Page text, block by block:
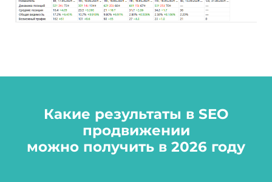
Какие результаты в SEO
продвижении
можно получить в 2026 году